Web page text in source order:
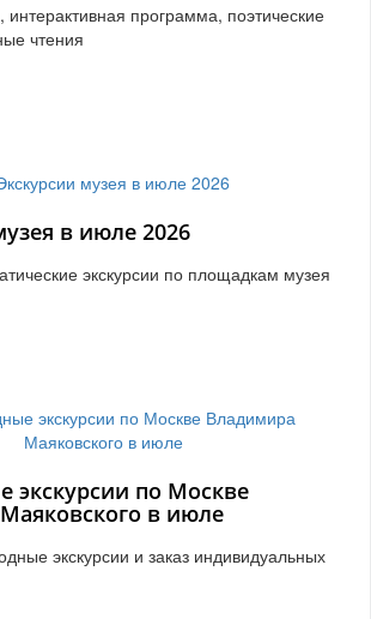
интерактивная программа, поэтические
чтения
в июле 2026
экскурсии по площадкам музея
экскурсии по Москве
в июле
экскурсии и заказ индивидуальных